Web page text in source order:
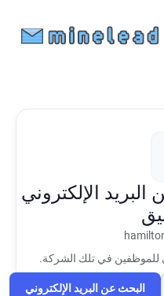
البريد الإلكتروني
للموظفين في تلك الشركة.
البحث عن البريد الإلكتروني